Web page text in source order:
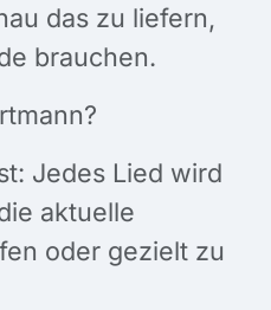
das zu liefern,
brauchen.
Jedes Lied wird
aktuelle
oder gezielt zu